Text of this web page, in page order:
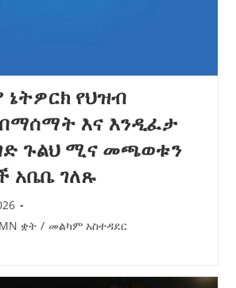
የህዝብ
እና እንዲፈታ
ጉልህ ሚና መጫወቱን
አቤቤ ገለጹ
ቋት / መልካም አስተዳደር